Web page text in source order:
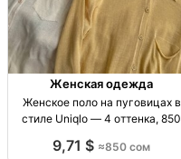
Женская одежда
Женское поло на пуговицах в
стиле Uniqlo — 4 оттенка, 850
стандартный р-р, 4 оттенка,
9,71 $ ≈850 сом